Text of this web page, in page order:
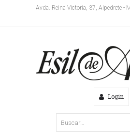
Avda. Reina Victoria, 37, Alpedrete -
Login